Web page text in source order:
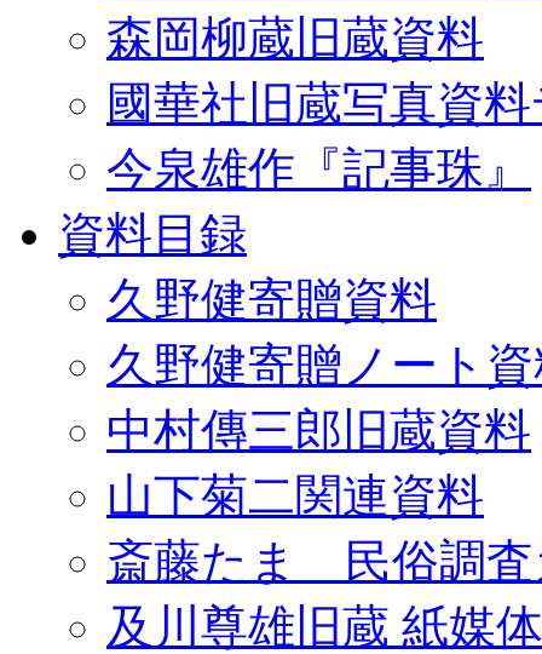
森岡柳蔵旧蔵資料
國華社旧蔵写真資
今泉雄作『記事珠』
資料目録
久野健寄贈資料
久野健寄贈ノート
中村傳三郎旧蔵資料
山下菊二関連資料
斎藤たま 民俗調査
及川尊雄旧蔵 紙媒